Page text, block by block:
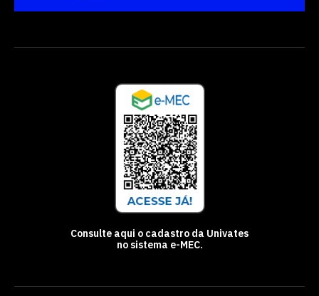
Consulte aqui o cadastro da Univates
no sistema e-MEC.